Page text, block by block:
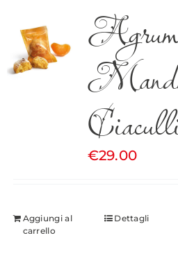
€29.00
Aggiungi al
carrello
Dettagli